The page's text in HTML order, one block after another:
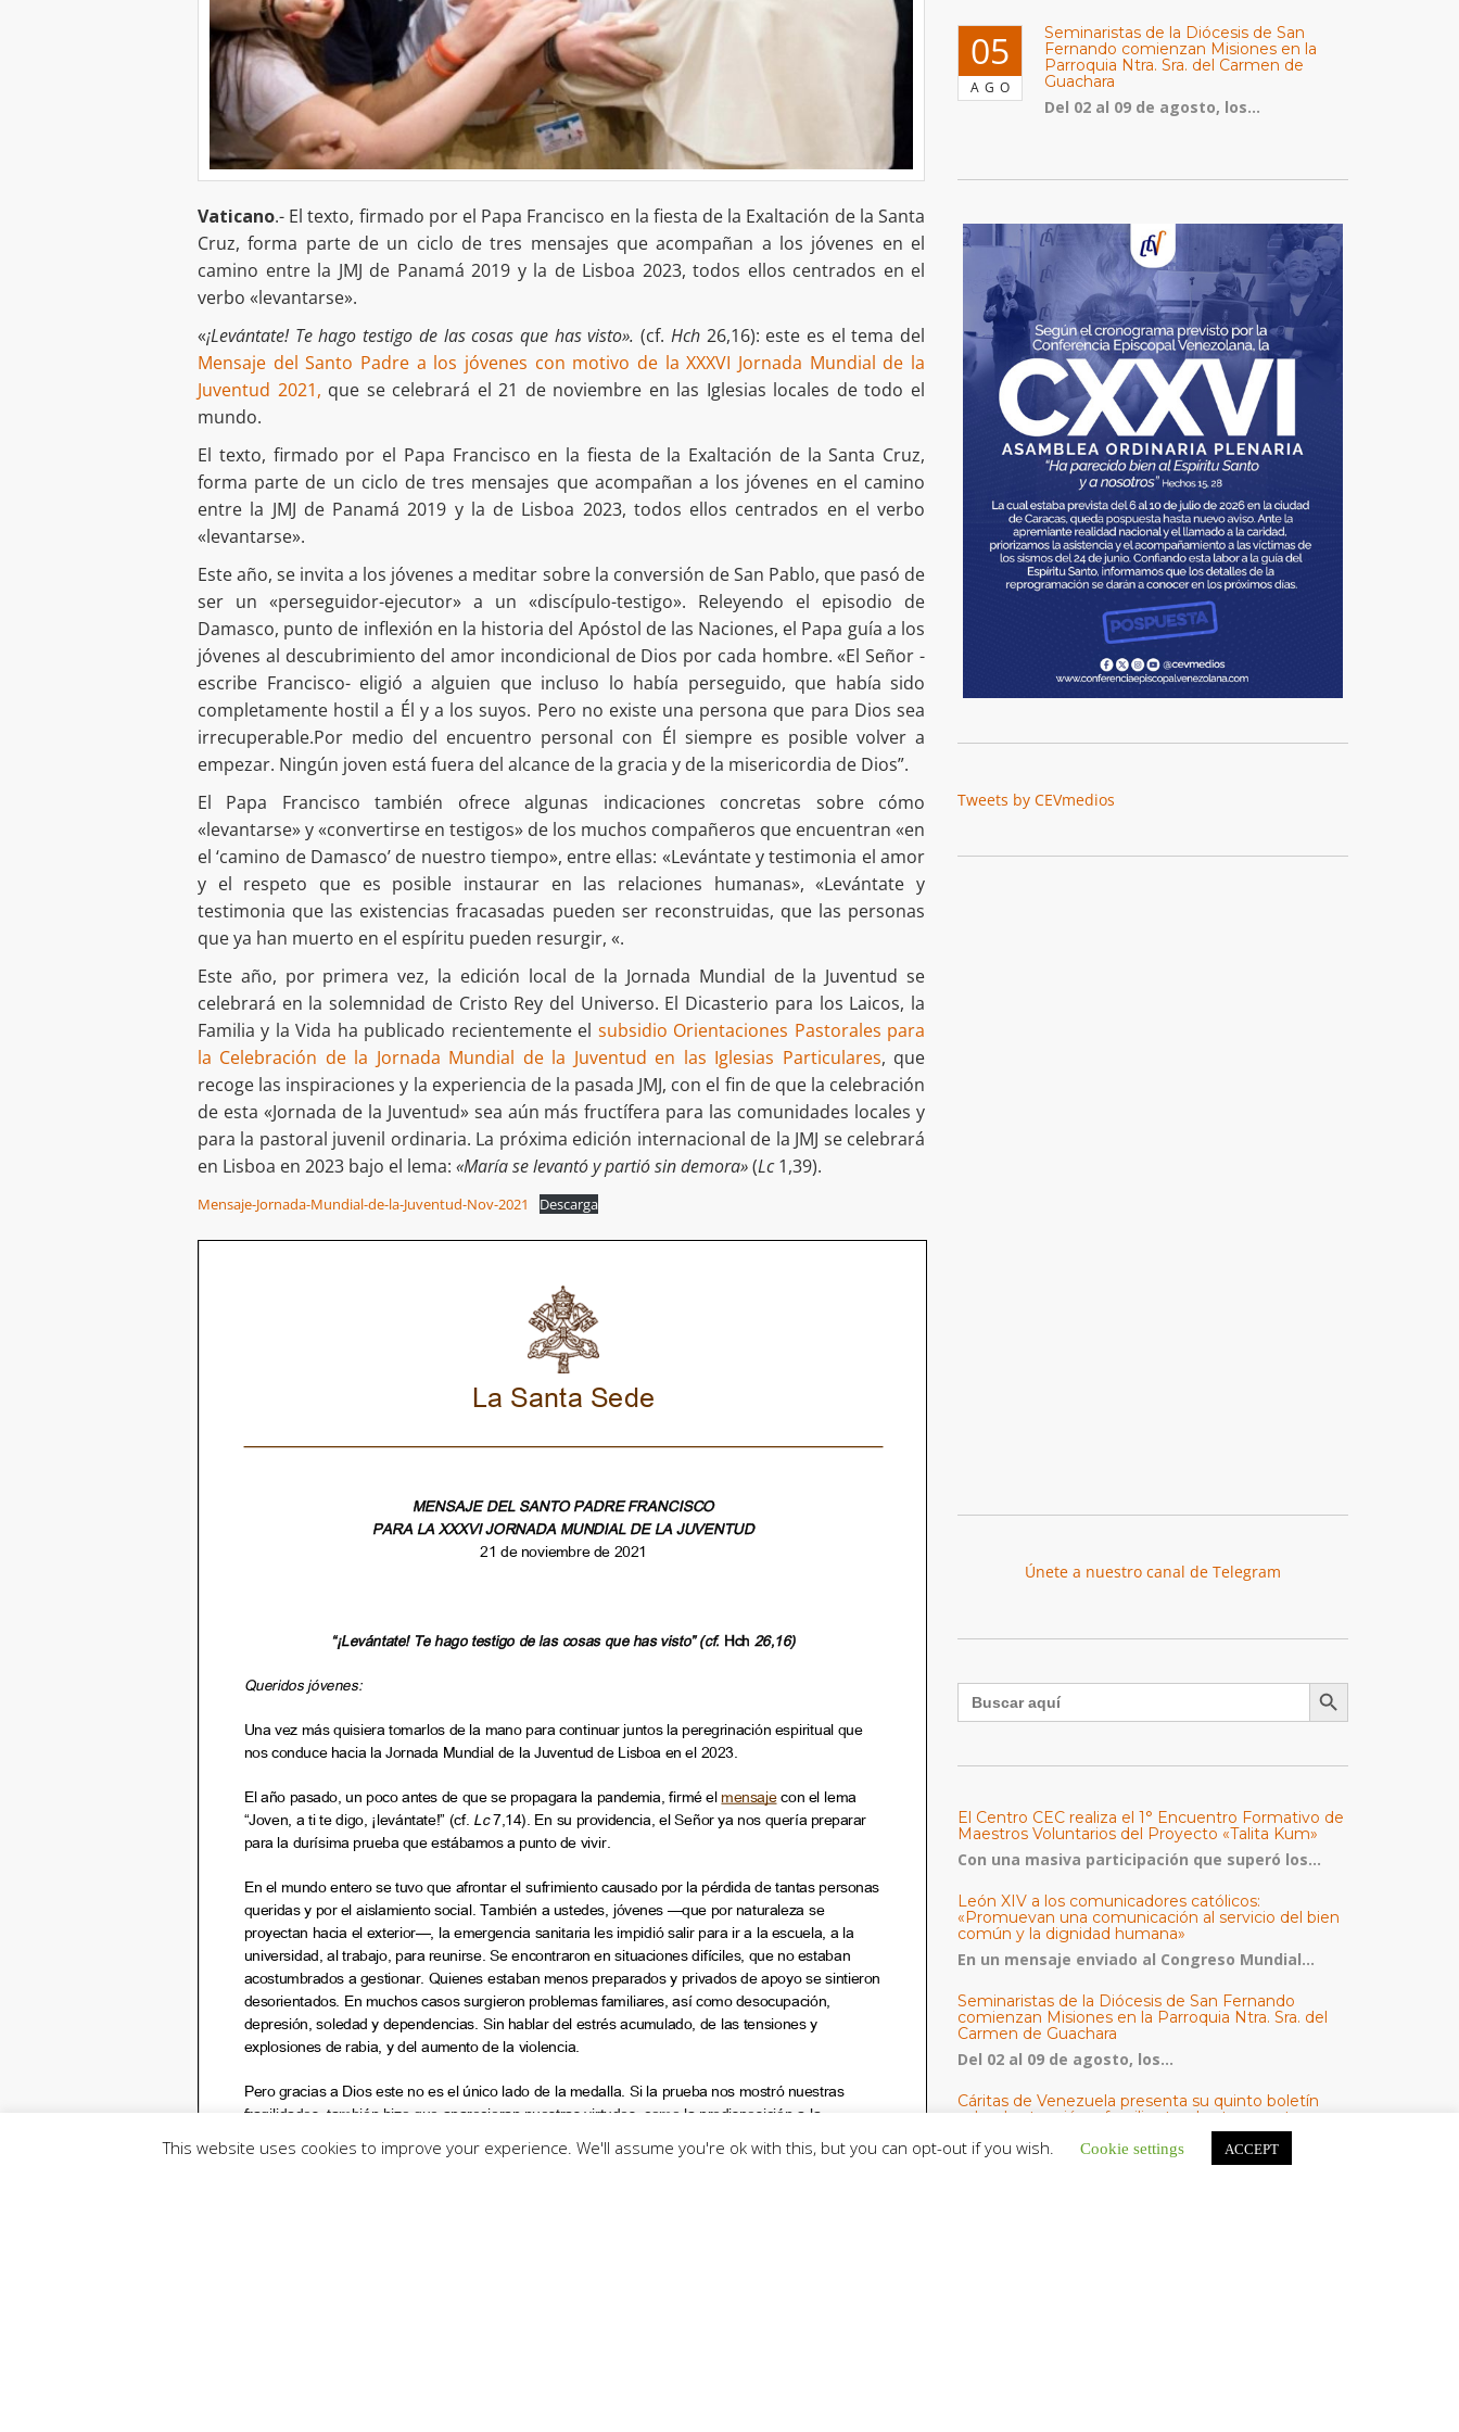
Vaticano.- El texto, firmado por el Papa Francisco en la fiesta de la Exaltación de la Santa
Cruz, forma parte de un ciclo de tres mensajes que acompañan a los jóvenes en el
camino entre la JMJ de Panamá 2019 y la de Lisboa 2023, todos ellos centrados en el
verbo «levantarse».
«¡Levántate! Te hago testigo de las cosas que has visto». (cf. Hch 26,16): este es el tema del
Mensaje del Santo Padre a los jóvenes con motivo de la XXXVI Jornada Mundial de la
Juventud 2021, que se celebrará el 21 de noviembre en las Iglesias locales de todo el
mundo.
El texto, firmado por el Papa Francisco en la fiesta de la Exaltación de la Santa Cruz,
forma parte de un ciclo de tres mensajes que acompañan a los jóvenes en el camino
entre la JMJ de Panamá 2019 y la de Lisboa 2023, todos ellos centrados en el verbo
«levantarse».
Este año, se invita a los jóvenes a meditar sobre la conversión de San Pablo, que pasó de
ser un «perseguidor-ejecutor» a un «discípulo-testigo». Releyendo el episodio de
Damasco, punto de inflexión en la historia del Apóstol de las Naciones, el Papa guía a los
jóvenes al descubrimiento del amor incondicional de Dios por cada hombre. «El Señor -
escribe Francisco- eligió a alguien que incluso lo había perseguido, que había sido
completamente hostil a Él y a los suyos. Pero no existe una persona que para Dios sea
irrecuperable.Por medio del encuentro personal con Él siempre es posible volver a
empezar. Ningún joven está fuera del alcance de la gracia y de la misericordia de Dios”.
El Papa Francisco también ofrece algunas indicaciones concretas sobre cómo
«levantarse» y «convertirse en testigos» de los muchos compañeros que encuentran «en
el ‘camino de Damasco’ de nuestro tiempo», entre ellas: «Levántate y testimonia el amor
y el respeto que es posible instaurar en las relaciones humanas», «Levántate y
testimonia que las existencias fracasadas pueden ser reconstruidas, que las personas
que ya han muerto en el espíritu pueden resurgir, «.
Este año, por primera vez, la edición local de la Jornada Mundial de la Juventud se
celebrará en la solemnidad de Cristo Rey del Universo. El Dicasterio para los Laicos, la
Familia y la Vida ha publicado recientemente el subsidio Orientaciones Pastorales para
la Celebración de la Jornada Mundial de la Juventud en las Iglesias Particulares, que
recoge las inspiraciones y la experiencia de la pasada JMJ, con el fin de que la celebración
de esta «Jornada de la Juventud» sea aún más fructífera para las comunidades locales y
para la pastoral juvenil ordinaria. La próxima edición internacional de la JMJ se celebrará
en Lisboa en 2023 bajo el lema: «María se levantó y partió sin demora»(Lc1,39).
Mensaje-Jornada-Mundial-de-la-Juventud-Nov-2021 Descarga
05
AGO
Seminaristas de la Diócesis de San
Fernando comienzan Misiones en la
Parroquia Ntra. Sra. del Carmen de
Guachara
Del 02 al 09 de agosto, los...
Tweets by CEVmedios
Únete a nuestro canal de Telegram
Buscar: Botón de búsqueda
El Centro CEC realiza el 1° Encuentro Formativo de
Maestros Voluntarios del Proyecto «Talita Kum»
Con una masiva participación que superó los...
León XIV a los comunicadores católicos:
«Promuevan una comunicación al servicio del bien
común y la dignidad humana»
En un mensaje enviado al Congreso Mundial...
Seminaristas de la Diócesis de San Fernando
comienzan Misiones en la Parroquia Ntra. Sra. del
Carmen de Guachara
Del 02 al 09 de agosto, los...
Cáritas de Venezuela presenta su quinto boletín
sobre la atención a familias tras los terremotos
Cáritas de Venezuela publicó este martes 4...
This website uses cookies to improve your experience. We'll assume you're ok with this, but you can opt-out if you wish. Cookie settings ACCEPT